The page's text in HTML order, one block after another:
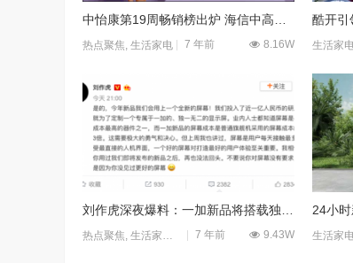
热点聚焦 生活家电 7 年前 8.16W
酷开引
生活家
刘作虎深夜爆料：一加新品将搭载独家定制全新显示屏
热点聚焦, 生活家电 移动应用
7 年前 9.43W 生活家